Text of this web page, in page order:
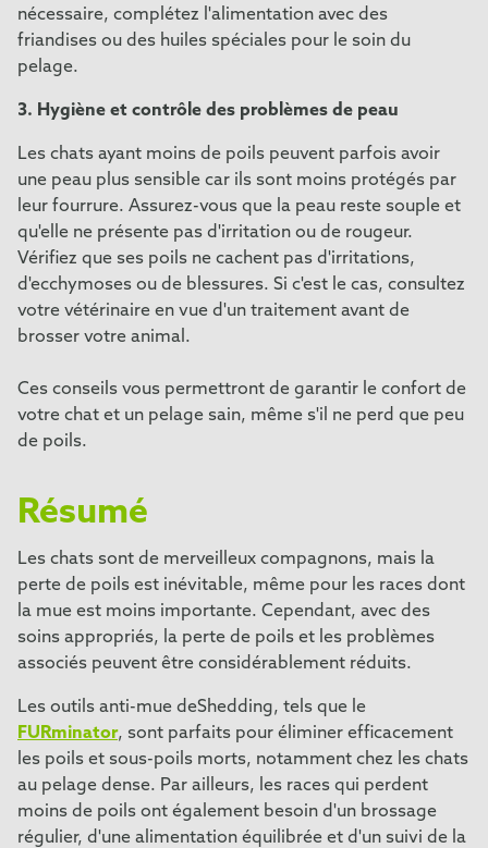
nécessaire, complétez l'alimentation avec des
friandises ou des huiles spéciales pour le soin du
pelage.
3. Hygiène et contrôle des problèmes de peau
Les chats ayant moins de poils peuvent parfois avoir
une peau plus sensible car ils sont moins protégés par
leur fourrure. Assurez-vous que la peau reste souple et
qu'elle ne présente pas d'irritation ou de rougeur.
Vérifiez que ses poils ne cachent pas d'irritations,
d'ecchymoses ou de blessures. Si c'est le cas, consultez
votre vétérinaire en vue d'un traitement avant de
brosser votre animal.
Ces conseils vous permettront de garantir le confort de
votre chat et un pelage sain, même s'il ne perd que peu
de poils.
Résumé
Les chats sont de merveilleux compagnons, mais la
perte de poils est inévitable, même pour les races dont
la mue est moins importante. Cependant, avec des
soins appropriés, la perte de poils et les problèmes
associés peuvent être considérablement réduits.
Les outils anti-mue deShedding, tels que le
FURminator, sont parfaits pour éliminer efficacement
les poils et sous-poils morts, notamment chez les chats
au pelage dense. Par ailleurs, les races qui perdent
moins de poils ont également besoin d'un brossage
régulier, d'une alimentation équilibrée et d'un suivi de la